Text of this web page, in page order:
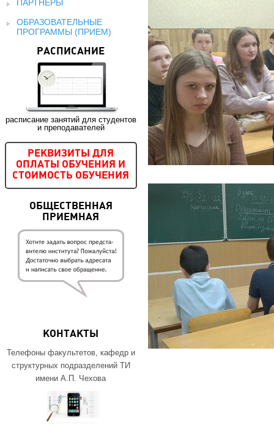
ПАРТНЕРЫ
ОБРАЗОВАТЕЛЬНЫЕ
ПРОГРАММЫ (ПРИЕМ)
РАСПИСАНИЕ
расписание занятий для студентов
и преподавателей
РЕКВИЗИТЫ ДЛЯ
ОПЛАТЫ ОБУЧЕНИЯ И
СТОИМОСТЬ ОБУЧЕНИЯ
ОБЩЕСТВЕННАЯ
ПРИЕМНАЯ
КОНТАКТЫ
Телефоны факультетов, кафедр и
структурных подразделений ТИ
имени А.П. Чехова